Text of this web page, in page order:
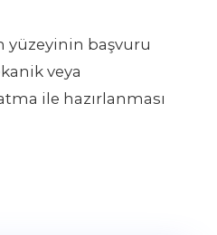
yüzeyinin başvuru
veya
ile hazırlanması